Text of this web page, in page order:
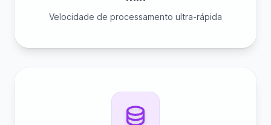
Velocidade de processamento ultra-rápida